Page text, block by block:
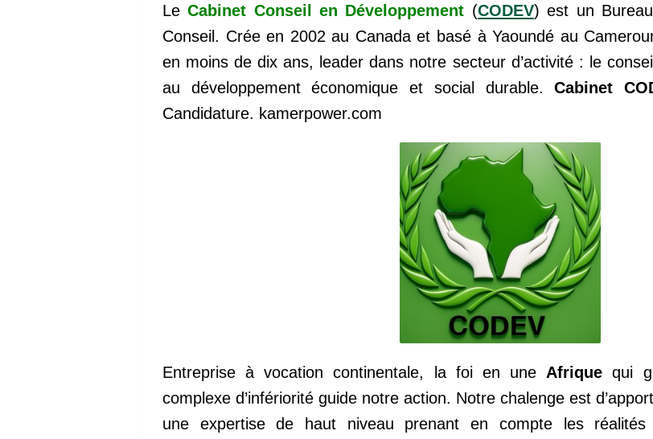
LeCabinet Conseil en Développement (CODEV) est un Bureau
Conseil. Crée en 2002 au Canada et basé à Yaoundé au
en moins de dix ans, leader dans notre secteur d’activité : le
au développement économique et social durable.Cabinet
Candidature. kamerpower.com
Entreprise à vocation continentale, la foi en uneAfrique qui
complexe d’infériorité guide notre action. Notre chalenge est
une expertise de haut niveau prenant en compte les